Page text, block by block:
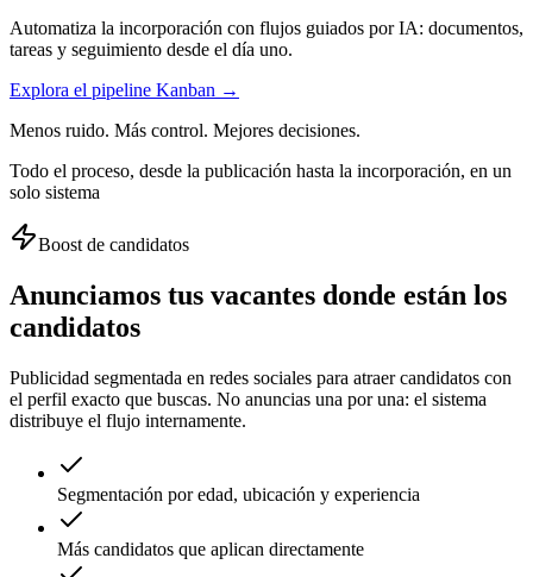
Automatiza la incorporación con flujos guiados por IA: documentos,
tareas y seguimiento desde el día uno.
Explora el pipeline Kanban →
Menos ruido. Más control. Mejores decisiones.
Todo el proceso, desde la publicación hasta la incorporación, en un
solo sistema
Boost de candidatos
Anunciamos tus vacantes donde están los
candidatos
Publicidad segmentada en redes sociales para atraer candidatos con
el perfil exacto que buscas. No anuncias una por una: el sistema
distribuye el flujo internamente.
Segmentación por edad, ubicación y experiencia
Más candidatos que aplican directamente